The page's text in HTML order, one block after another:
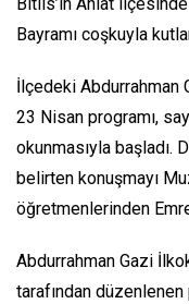
Bitlis’in Ahlat
Bayramı coşkuyla
İlçedeki Abdurrahman
23 Nisan programı,
okunmasıyla başladı.
belirten konuşmayı
öğretmenlerinden
Abdurrahman Gazi
tarafından